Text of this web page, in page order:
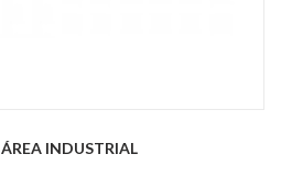
INDUSTRIAL